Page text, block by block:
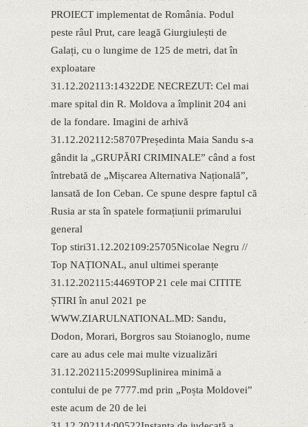
PROIECT implementat de România. Podul
peste râul Prut, care leagă Giurgiulești de
Galați, cu o lungime de 125 de metri, dat în
exploatare
31.12.202113:14322DE NECREZUT: Cel mai
mare spital din R. Moldova a împlinit 204 ani
de la fondare. Imagini de arhivă
31.12.202112:58707Președinta Maia Sandu s-a
gândit la „GRUPĂRI CRIMINALE” când a fost
întrebată de „Mișcarea Alternativa Națională”,
lansată de Ion Ceban. Ce spune despre faptul că
Rusia ar sta în spatele formațiunii primarului
general
Top stiri31.12.202109:25705Nicolae Negru //
Top NAȚIONAL, anul ultimei speranțe
31.12.202115:4469TOP 21 cele mai CITITE
ȘTIRI în anul 2021 pe
WWW.ZIARULNATIONAL.MD: Sandu,
Dodon, Morari, Borgros sau Stoianoglo, nume
care au adus cele mai multe vizualizări
31.12.202115:2099Suplinirea minimă a
contului de pe 7777.md prin „Poșta Moldovei”
este acum de 20 de lei